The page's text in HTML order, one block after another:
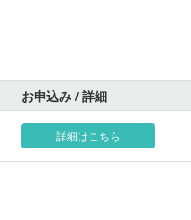
お申込み / 詳細
詳細はこちら